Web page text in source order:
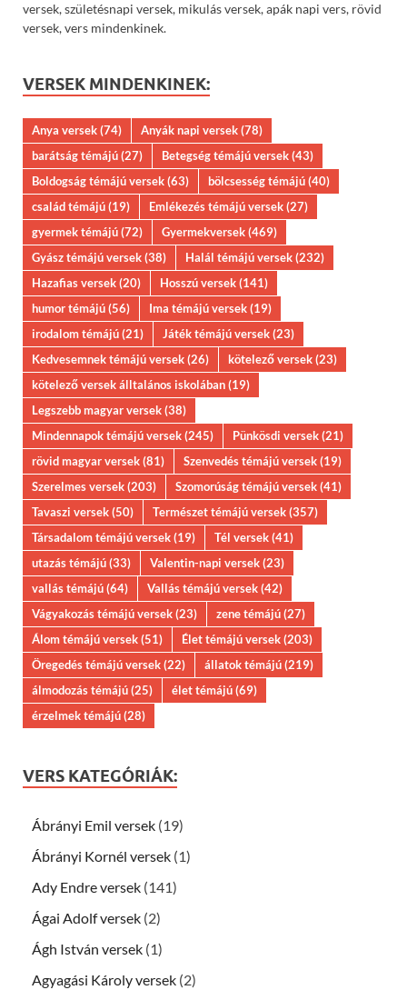
versek, születésnapi versek, mikulás versek, apák napi vers, rövid
versek, vers mindenkinek.
VERSEK MINDENKINEK:
Anya versek(74) Anyák napi versek(78)
barátság témájú(27) Betegség témájú versek(43)
Boldogság témájú versek(63) bölcsesség témájú(40)
család témájú(19) Emlékezés témájú versek(27)
gyermek témájú(72) Gyermekversek(469)
Gyász témájú versek(38) Halál témájú versek(232)
Hazafias versek(20) Hosszú versek(141)
humor témájú(56) Ima témájú versek(19)
irodalom témájú(21) Játék témájú versek(23)
Kedvesemnek témájú versek(26) kötelező versek(23)
kötelező versek álltalános iskolában(19)
Legszebb magyar versek(38)
Mindennapok témájú versek(245) Pünkösdi versek(21)
rövid magyar versek(81) Szenvedés témájú versek(19)
Szerelmes versek(203) Szomorúság témájú versek(41)
Tavaszi versek(50) Természet témájú versek(357)
Társadalom témájú versek(19) Tél versek(41)
utazás témájú(33) Valentin-napi versek(23)
vallás témájú(64) Vallás témájú versek(42)
Vágyakozás témájú versek(23) zene témájú(27)
Álom témájú versek(51) Élet témájú versek(203)
Öregedés témájú versek(22) állatok témájú(219)
álmodozás témájú(25) élet témájú(69)
érzelmek témájú(28)
VERS KATEGÓRIÁK:
Ábrányi Emil versek (19)
Ábrányi Kornél versek (1)
Ady Endre versek (141)
Ágai Adolf versek (2)
Ágh István versek (1)
Agyagási Károly versek (2)